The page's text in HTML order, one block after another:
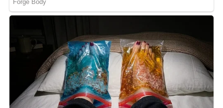
einrühren
gekochte Polenta auf befettetem Blech auskühlen
in kleine Würfel schneiden
Sahne, Salz, Muskat und Mehl verrühren
15 Minuten unter Rühren kochen lassen
Polentawürfel einlegen
mit Schnittlauch bestreuen